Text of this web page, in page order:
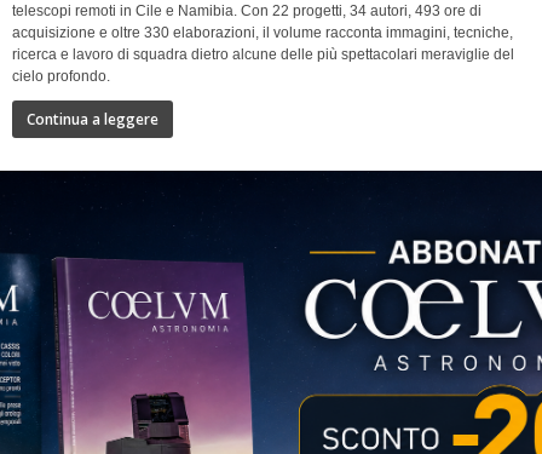
telescopi remoti in Cile e Namibia. Con 22 progetti, 34 autori, 493 ore di
acquisizione e oltre 330 elaborazioni, il volume racconta immagini, tecniche,
ricerca e lavoro di squadra dietro alcune delle più spettacolari meraviglie del
cielo profondo.
Continua a leggere